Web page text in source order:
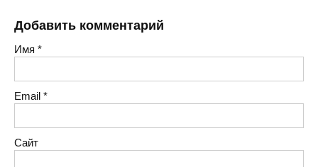
Добавить комментарий
Имя *
Email *
Сайт